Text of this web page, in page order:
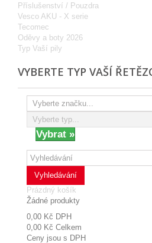
Příslušenství / Pouzdra
Vesco AKU - X serie
Tecomec
Oděvy a boty 2026
Typ Vaší pily
VYBERTE TYP VAŠÍ
Vyhledávání
Prázdný košík
Žádné produkty
0,00 Kč DPH
0,00 Kč Celkem
Ceny jsou s DPH